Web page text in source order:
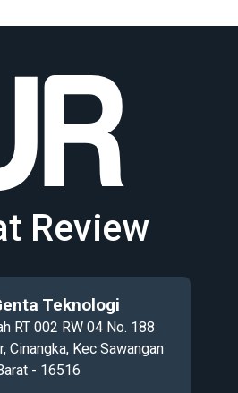
Review
Teknologi
RT 002 RW 04 No. 188
Cinangka, Kec Sawangan
- 16516